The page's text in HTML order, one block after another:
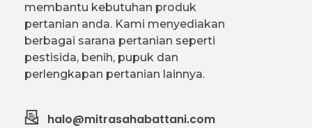
membantu kebutuhan produk
pertanian anda. Kami menyediakan
berbagai sarana pertanian seperti
pestisida, benih, pupuk dan
perlengkapan pertanian lainnya.
halo@mitrasahabattani.com